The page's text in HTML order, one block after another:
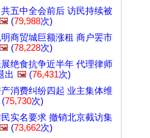
共五中全会前后 访民持续被
(79,988次)
明商贸城巨额涨租 商户罢市
(78,228次)
展绝食抗争近半年 代理律师
出 🖼️ (76,431次)
产消费纠纷四起 业主集体维
(75,730次)
民实名要求 撤销北京截访集
(73,662次)